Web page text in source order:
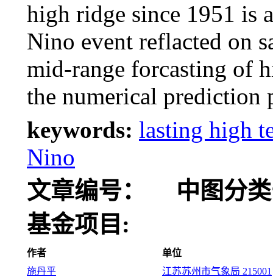
high ridge since 1951 is
Nino event reflacted on
mid-range forcasting of
the numerical prediction
keywords: lasting high
Nino
文章编号：
中图分
基金项目:
作者
单位
施丹平
江苏苏州市气象局 215001